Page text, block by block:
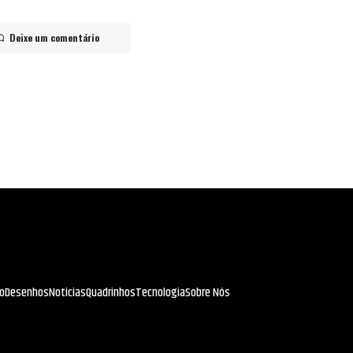
Deixe um comentário
DesenhosNoticiasQuadrinhosTecnologiaSobre Nós